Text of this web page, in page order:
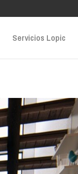
Servicios Lopic